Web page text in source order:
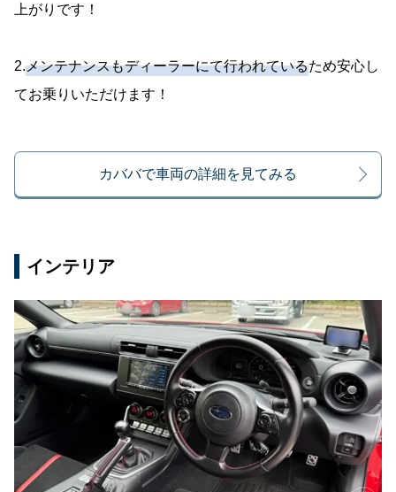
上がりです！
2.メンテナンスもディーラーにて行われているため安心し
てお乗りいただけます！
カババで車両の詳細を見てみる
インテリア